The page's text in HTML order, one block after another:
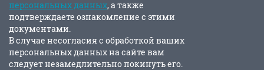
персональных данных, а также
подтверждаете ознакомление с этими
документами.
В случае несогласия с обработкой ваших
персональных данных на сайте вам
следует незамедлительно покинуть его.